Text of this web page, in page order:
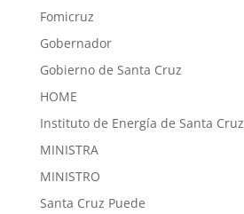
Fomicruz
Gobernador
Gobierno de Santa Cruz
HOME
Instituto de Energía de Santa Cruz
MINISTRA
MINISTRO
Santa Cruz Puede